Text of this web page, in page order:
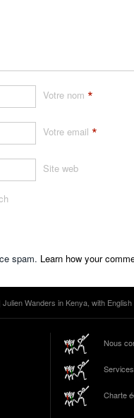
Votre nom *
Votre email *
Site web
spam. Learn how your
Julien Wanders in Kenya, with English
Nous
Services
Charte